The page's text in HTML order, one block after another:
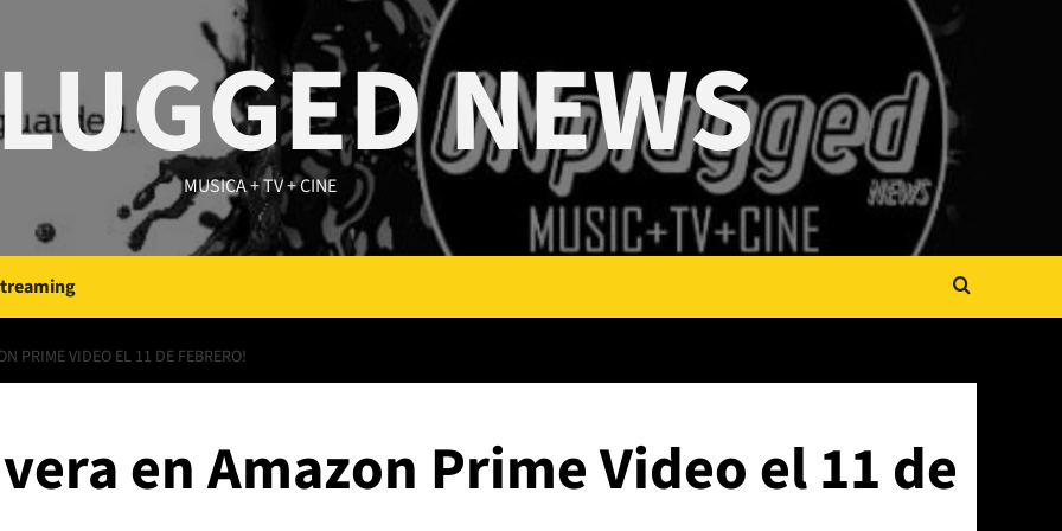
NEWS
MUSICA + TV + CINE
PRIME VIDEO EL 11 DE FEBRERO!
en Amazon Prime Video el 11 de